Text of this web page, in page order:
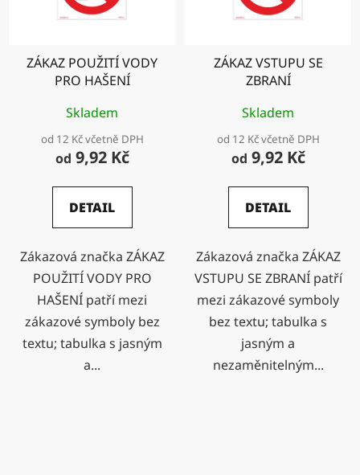
ZÁKAZ POUŽITÍ VODY
PRO HAŠENÍ
Skladem
od 12 Kč včetně DPH
od 9,92 Kč
DETAIL
Zákazová značka ZÁKAZ
POUŽITÍ VODY PRO
HAŠENÍ patří mezi
zákazové symboly bez
textu; tabulka s jasným
a...
ZÁKAZ VSTUPU SE
ZBRANÍ
Skladem
od 12 Kč včetně DPH
od 9,92 Kč
DETAIL
Zákazová značka ZÁKAZ
VSTUPU SE ZBRANÍ patří
mezi zákazové symboly
bez textu; tabulka s
jasným a
nezaměnitelným...